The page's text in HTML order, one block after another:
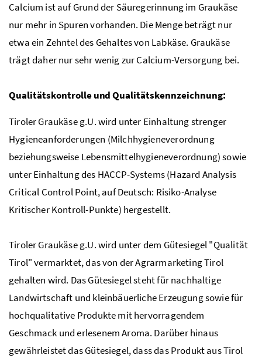
Calcium ist auf Grund der Säuregerinnung im Graukäse
nur mehr in Spuren vorhanden. Die Menge beträgt nur
etwa ein Zehntel des Gehaltes von Labkäse. Graukäse
trägt daher nur sehr wenig zur Calcium-Versorgung bei.
Qualitätskontrolle und Qualitätskennzeichnung:
Tiroler Graukäseg.U.wird unter Einhaltung strenger
Hygieneanforderungen (Milchhygieneverordnung
beziehungsweise Lebensmittelhygieneverordnung) sowie
unter Einhaltung des HACCP-Systems (Hazard Analysis
Critical Control Point, auf Deutsch: Risiko-Analyse
Kritischer Kontroll-Punkte) hergestellt.
Tiroler Graukäseg.U.wird unter dem Gütesiegel "Qualität
Tirol" vermarktet, das von der Agrarmarketing Tirol
gehalten wird. Das Gütesiegel steht für nachhaltige
Landwirtschaft und kleinbäuerliche Erzeugung sowie für
hochqualitative Produkte mit hervorragendem
Geschmack und erlesenem Aroma. Darüber hinaus
gewährleistet das Gütesiegel, dass das Produkt aus Tirol